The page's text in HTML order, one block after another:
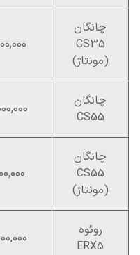
چانگان
CS35
(مونتاژ)
چانگان
CS55
چانگان
CS55
(مونتاژ)
روئوه
ERX5